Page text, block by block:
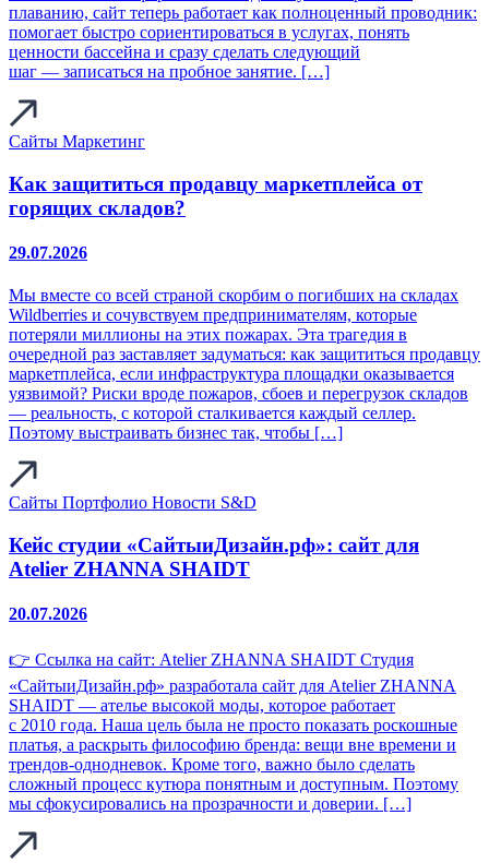
плаванию, сайт теперь работает как полноценный проводник:
помогает быстро сориентироваться в услугах, понять
ценности бассейна и сразу сделать следующий
шаг — записаться на пробное занятие. […]
Сайты Маркетинг
Как защититься продавцу маркетплейса от
горящих складов?
29.07.2026
Мы вместе со всей страной скорбим о погибших на складах
Wildberries и сочувствуем предпринимателям, которые
потеряли миллионы на этих пожарах. Эта трагедия в
очередной раз заставляет задуматься: как защититься продавцу
маркетплейса, если инфраструктура площадки оказывается
уязвимой? Риски вроде пожаров, сбоев и перегрузок складов
— реальность, с которой сталкивается каждый селлер.
Поэтому выстраивать бизнес так, чтобы […]
Сайты Портфолио Новости S&D
Кейс студии «СайтыиДизайн.рф»: сайт для
Atelier ZHANNA SHAIDT
20.07.2026
👉 Ссылка на сайт: Atelier ZHANNA SHAIDT Студия
«СайтыиДизайн.рф» разработала сайт для Atelier ZHANNA
SHAIDT — ателье высокой моды, которое работает
с 2010 года. Наша цель была не просто показать роскошные
платья, а раскрыть философию бренда: вещи вне времени и
трендов‑однодневок. Кроме того, важно было сделать
сложный процесс кутюра понятным и доступным. Поэтому
мы сфокусировались на прозрачности и доверии. […]